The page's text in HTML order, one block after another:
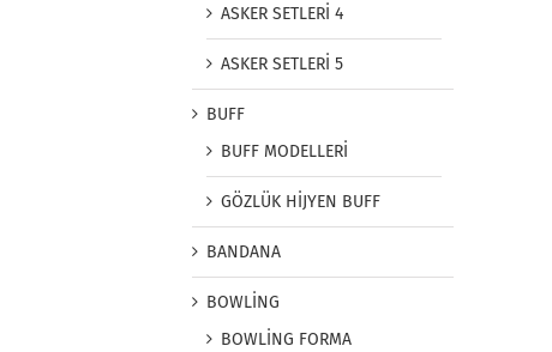
ASKER SETLERİ 4
ASKER SETLERİ 5
BUFF
BUFF MODELLERİ
GÖZLÜK HİJYEN BUFF
BANDANA
BOWLİNG
BOWLİNG FORMA